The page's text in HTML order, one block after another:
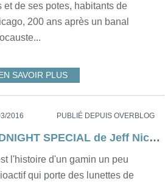
et de ses potes, habitants de
200 ans après un banal
EN SAVOIR PLUS
2016 PUBLIÉ DEPUIS OVERBLOG
MIDNIGHT SPECIAL de Jeff Nichols
l'histoire d'un gamin un peu
qui porte des lunettes de